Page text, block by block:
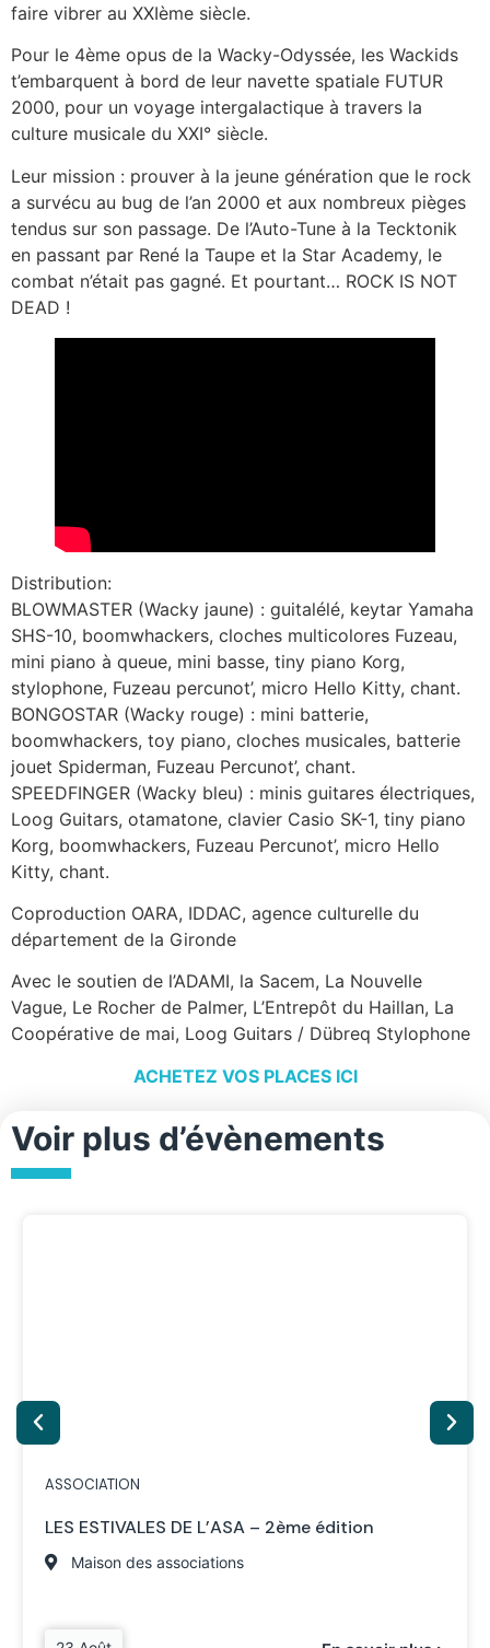
faire vibrer au XXIème siècle.
Pour le 4ème opus de la Wacky-Odyssée, les Wackids
t’embarquent à bord de leur navette spatiale FUTUR
2000, pour un voyage intergalactique à travers la
culture musicale du XXI° siècle.
Leur mission : prouver à la jeune génération que le rock
a survécu au bug de l’an 2000 et aux nombreux pièges
tendus sur son passage. De l’Auto-Tune à la Tecktonik
en passant par René la Taupe et la Star Academy, le
combat n’était pas gagné. Et pourtant… ROCK IS NOT
DEAD !
Distribution:
BLOWMASTER (Wacky jaune) : guitalélé, keytar Yamaha
SHS-10, boomwhackers, cloches multicolores Fuzeau,
mini piano à queue, mini basse, tiny piano Korg,
stylophone, Fuzeau percunot’, micro Hello Kitty, chant.
BONGOSTAR (Wacky rouge) : mini batterie,
boomwhackers, toy piano, cloches musicales, batterie
jouet Spiderman, Fuzeau Percunot’, chant.
SPEEDFINGER (Wacky bleu) : minis guitares électriques,
Loog Guitars, otamatone, clavier Casio SK-1, tiny piano
Korg, boomwhackers, Fuzeau Percunot’, micro Hello
Kitty, chant.
Coproduction OARA, IDDAC, agence culturelle du
département de la Gironde
Avec le soutien de l’ADAMI, la Sacem, La Nouvelle
Vague, Le Rocher de Palmer, L’Entrepôt du Haillan, La
Coopérative de mai, Loog Guitars / Dübreq Stylophone
ACHETEZ VOS PLACES ICI
Voir plus d’évènements
ASSOCIATION
LES ESTIVALES DE L’ASA – 2ème édition
Maison des associations